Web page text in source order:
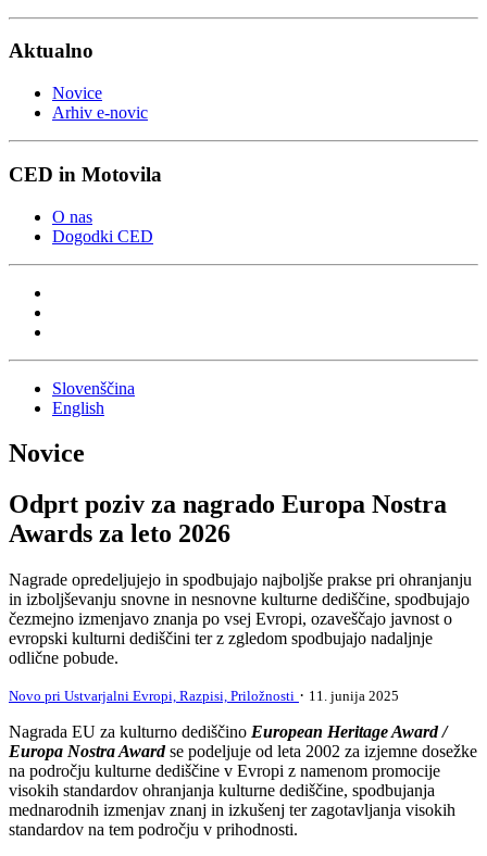
Aktualno
Novice
Arhiv e-novic
CED in Motovila
O nas
Dogodki CED
Slovenščina
English
Novice
Odprt poziv za nagrado Europa Nostra
Awards za leto 2026
Nagrade opredeljujejo in spodbujajo najboljše prakse pri ohranjanju
in izboljševanju snovne in nesnovne kulturne dediščine, spodbujajo
čezmejno izmenjavo znanja po vsej Evropi, ozaveščajo javnost o
evropski kulturni dediščini ter z zgledom spodbujajo nadaljnje
odlične pobude.
Novo pri Ustvarjalni Evropi, Razpisi, Priložnosti · 11. junija 2025
Nagrada EU za kulturno dediščino European Heritage Award /
Europa Nostra Awardse podeljuje od leta 2002 za izjemne dosežke
na področju kulturne dediščine v Evropi z namenom promocije
visokih standardov ohranjanja kulturne dediščine, spodbujanja
mednarodnih izmenjav znanj in izkušenj ter zagotavljanja visokih
standardov na tem področju v prihodnosti.